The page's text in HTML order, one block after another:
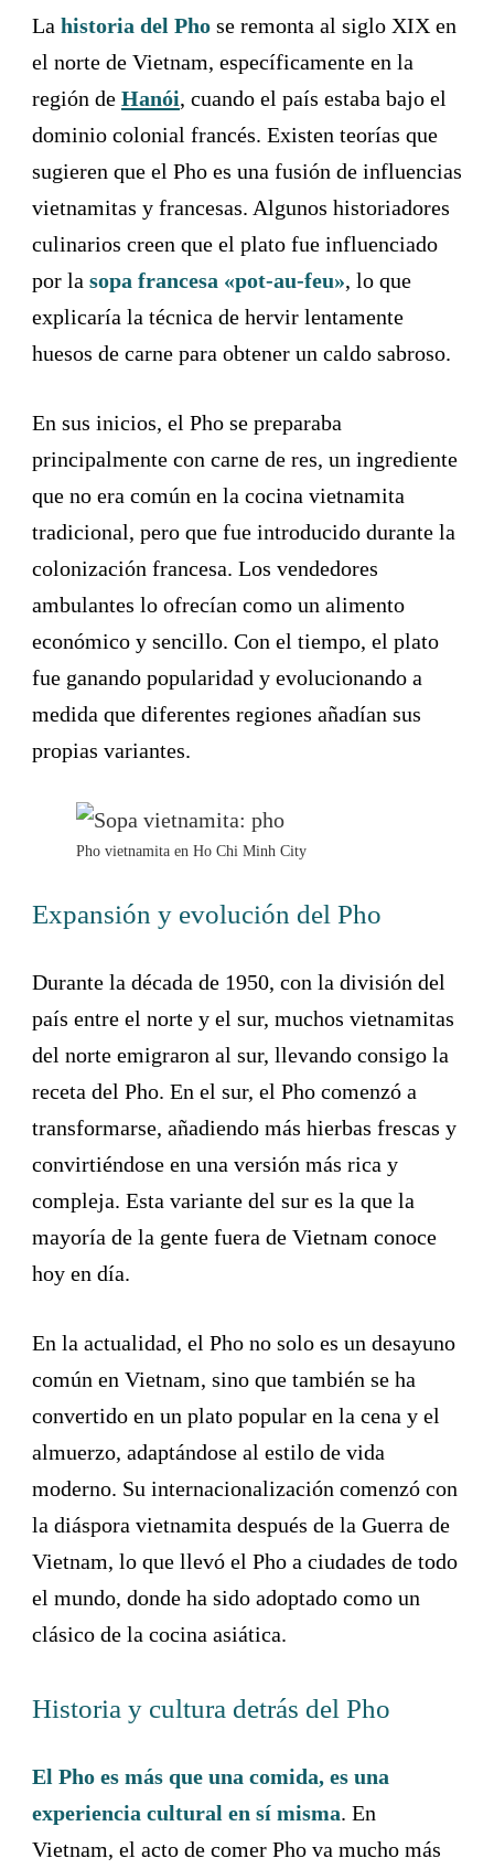
La historia del Pho se remonta al siglo XIX en
el norte de Vietnam, específicamente en la
región de Hanói, cuando el país estaba bajo el
dominio colonial francés. Existen teorías que
sugieren que el Pho es una fusión de influencias
vietnamitas y francesas. Algunos historiadores
culinarios creen que el plato fue influenciado
por la sopa francesa «pot-au-feu», lo que
explicaría la técnica de hervir lentamente
huesos de carne para obtener un caldo sabroso.
En sus inicios, el Pho se preparaba
principalmente con carne de res, un ingrediente
que no era común en la cocina vietnamita
tradicional, pero que fue introducido durante la
colonización francesa. Los vendedores
ambulantes lo ofrecían como un alimento
económico y sencillo. Con el tiempo, el plato
fue ganando popularidad y evolucionando a
medida que diferentes regiones añadían sus
propias variantes.
Pho vietnamita en Ho Chi Minh City
Expansión y evolución del Pho
Durante la década de 1950, con la división del
país entre el norte y el sur, muchos vietnamitas
del norte emigraron al sur, llevando consigo la
receta del Pho. En el sur, el Pho comenzó a
transformarse, añadiendo más hierbas frescas y
convirtiéndose en una versión más rica y
compleja. Esta variante del sur es la que la
mayoría de la gente fuera de Vietnam conoce
hoy en día.
En la actualidad, el Pho no solo es un desayuno
común en Vietnam, sino que también se ha
convertido en un plato popular en la cena y el
almuerzo, adaptándose al estilo de vida
moderno. Su internacionalización comenzó con
la diáspora vietnamita después de la Guerra de
Vietnam, lo que llevó el Pho a ciudades de todo
el mundo, donde ha sido adoptado como un
clásico de la cocina asiática.
Historia y cultura detrás del Pho
El Pho es más que una comida, es una
experiencia cultural en sí misma. En
Vietnam, el acto de comer Pho va mucho más